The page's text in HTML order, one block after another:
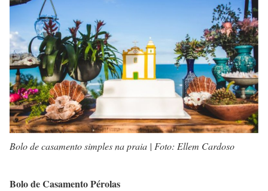
Bolo de casamento simples na praia | Foto: Ellem Cardoso
Bolo de Casamento Pérolas